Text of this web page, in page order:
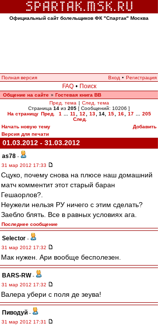
Официальный сайт болельщиков ФК "Спартак" Москва
Полная версия Вход • Регистрация
FAQ • Поиск
Общение на сайте » Гостевая книга ВВ
Пред. тема | След. тема
Страница 14 из 205 [ Сообщений: 10206 ]
На страницу Пред. 1 11 12 13 14, 15 16 17
205
След.
Начать новую тему
Добавить
Версия для печати
01.03.2012 - 31.03.2012
as78 -
31 мар 2012 17:33
Сцуко, почему снова на плюсе наш домашний
матч комментит этот старый баран
Гешаорлов?.
Неужели нельзя РУ ничего с этим сделать?
Заебло блять. Все в равных условиях ага.
Последнее сообщение
Selector -
31 мар 2012 17:32
Мак нужен. Ари вообще бесполезен.
BARS-RW -
31 мар 2012 17:32
Валера убери с поля де зеува!
Пиводуй -
31 мар 2012 17:31